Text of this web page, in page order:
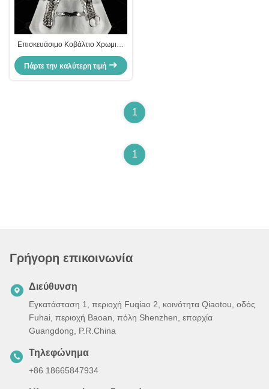
Επισκευάσιμο Κοβάλτιο Χρωμικό
Χονδρικό Μεταλλικό Πλαίσιο
Μερική Οδοντοστοιχία
Πάρτε την καλύτερη τιμή
1
1
Γρήγορη επικοινωνία
Διεύθυνση
Εγκατάσταση 1, περιοχή Fuqiao 2, κοινότητα Qiaotou, οδός
Fuhai, περιοχή Baoan, πόλη Shenzhen, επαρχία
Guangdong, P.R.China
Τηλεφώνημα
+86 18665847934